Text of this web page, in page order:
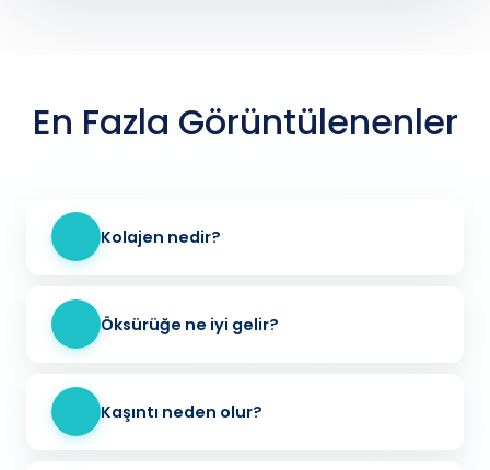
En Fazla Görüntülenenler
Kolajen nedir?
Öksürüğe ne iyi gelir?
Kaşıntı neden olur?